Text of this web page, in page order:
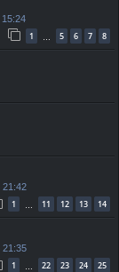
1 5 6 7 8
21:42
1 11 12 13 14
21:35
1 22 23 24 25